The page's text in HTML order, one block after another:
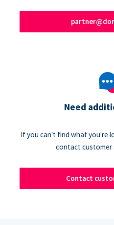
Need
If you can't find what you're
contact customer
Contact